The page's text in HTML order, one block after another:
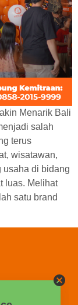
Menarik Bali
salah
terus
wisatawan,
usaha di bidang
luas. Melihat
satu brand